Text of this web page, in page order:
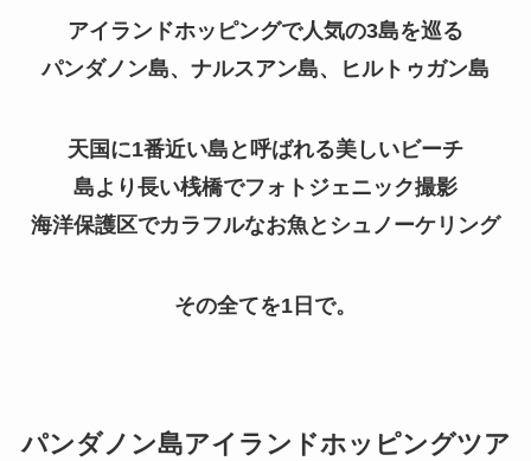
アイランドホッピングで人気の3島を巡る
パンダノン島、ナルスアン島、ヒルトゥガン島
天国に1番近い島と呼ばれる美しいビーチ
島より長い桟橋でフォトジェニック撮影
海洋保護区でカラフルなお魚とシュノーケリング
その全てを1日で。
パンダノン島アイランドホッピングツア